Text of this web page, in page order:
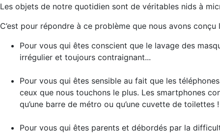
Les objets de notre quotidien sont de véritables nids à
C’est pour répondre à ce problème que nous avons
Pour vous qui êtes conscient que le lavage des
irrégulier et toujours contraignant...
Pour vous qui êtes sensible au fait que les
ceux que nous touchons le plus. Les smartphones
qu’une barre de métro ou qu’une cuvette de
Pour vous qui êtes parents et débordés par la